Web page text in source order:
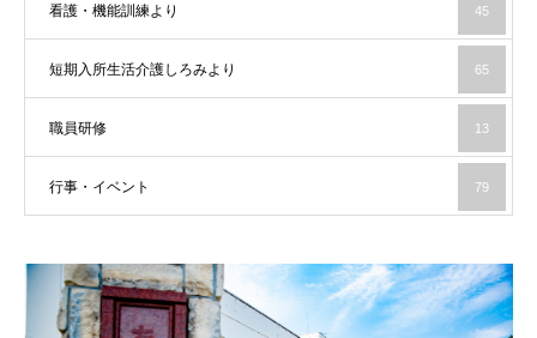
看護・機能訓練より 45
短期入所生活介護しろみより 65
職員研修 13
行事・イベント 79